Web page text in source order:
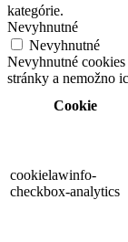
kategórie.
Nevyhnutné
Nevyhnutné
Nevyhnutné
stránky a nemožno
Cookie
cookielawinfo-
checkbox-analytics